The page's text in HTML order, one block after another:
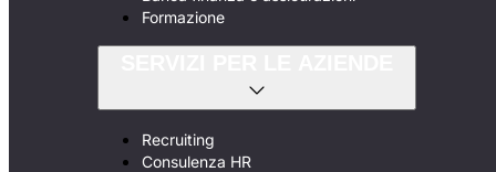
Formazione
Recruiting
Consulenza HR